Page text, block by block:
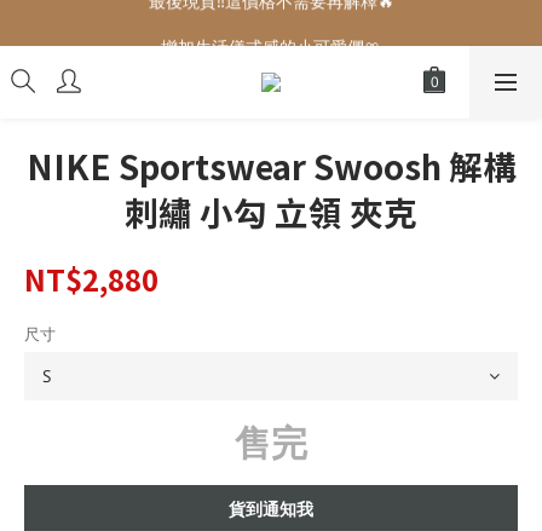
增加生活儀式感的小可愛們🎀
NIKE Sportswear Swoosh 解構
刺繡 小勾 立領 夾克
NT$2,880
尺寸
售完
貨到通知我